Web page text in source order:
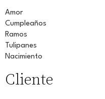
Amor
Cumpleaños
Ramos
Tulipanes
Nacimiento
Cliente